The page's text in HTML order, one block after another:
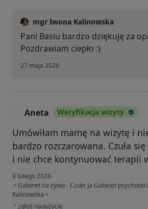
mgr Iwona Kalinowska
Pani Basiu bardzo dziękuję za
Pozdrawiam ciepło :)
27 maja 2026
Aneta Weryfikacja wizyty
Umówiłam mamę na wizytę i
bardzo rozczarowana. Czuła
i nie chce kontynuować terapii
9 lutego 2026
• Gabinet na żywo - Czułe Ja Gabinet
Kalinowska •
• w opinii użytkownika Aneta
zgłoś nadużycie